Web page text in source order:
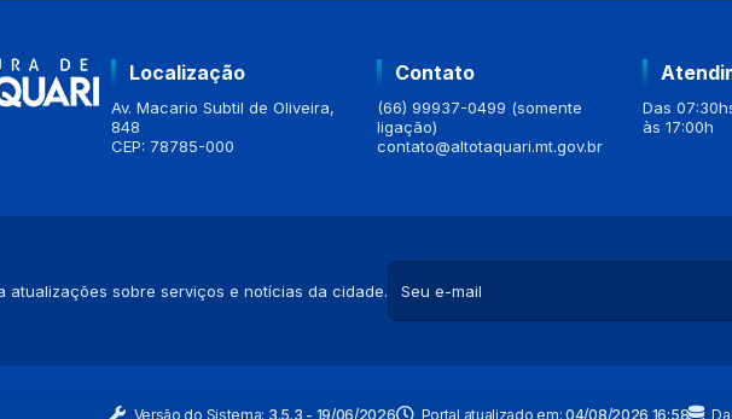
Localização
Av. Macario Subtil de Oliveira,
848
CEP: 78785-000
Contato
(66) 99937-0499 (somente
ligação)
contato@altotaquari.mt.gov.br
Das
às 17:00h
atualizações sobre serviços e notícias da cidade.
Versão do Sistema: 3.5.3 - 19/06/2026 Portal atualizado em:04/08/2026 16:58